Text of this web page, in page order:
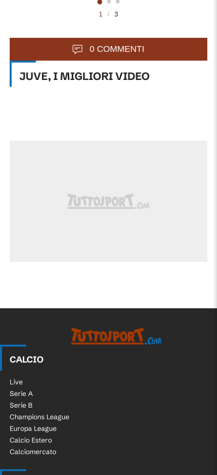
1 / 3
0 COMMENTI
JUVE, I MIGLIORI VIDEO
CALCIO
Live
Serie A
Serie B
Champions League
Europa League
Calcio Estero
Calciomercato